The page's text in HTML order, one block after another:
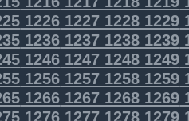
1226 1227 1228 1229
1236 1237 1238 1239
1246 1247 1248 1249
1256 1257 1258 1259
1266 1267 1268 1269
1276 1277 1278 1279